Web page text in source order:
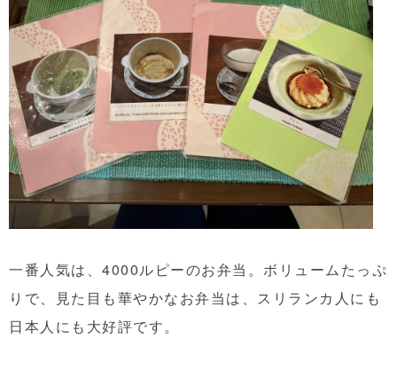
一番人気は、4000ルピーのお弁当。ボリュームたっぷ
りで、見た目も華やかなお弁当は、スリランカ人にも
日本人にも大好評です。